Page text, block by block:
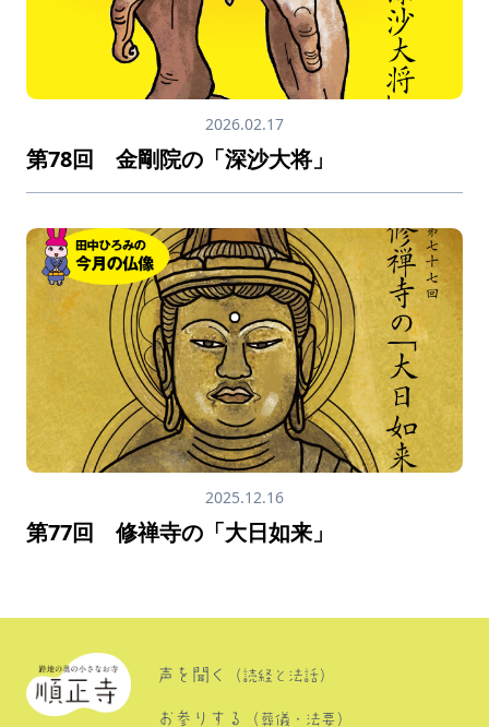
2026.02.17
第78回 金剛院の「深沙大将」
2025.12.16
第77回 修禅寺の「大日如来」
声を聞く （読経と法話）
お参りする （葬儀・法要）